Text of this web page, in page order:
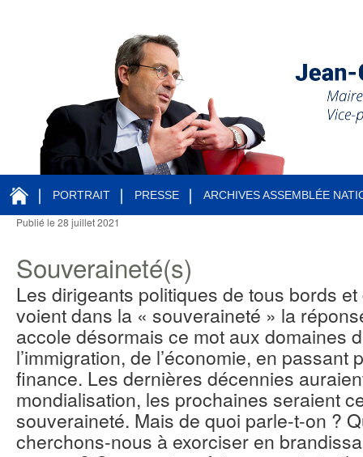
PORTRAIT PRESSE ARCHIVES ASSEMBLÉE
Navigation des articles
Souveraineté(s)
Publié le 28 juillet 2021
Les dirigeants politiques de tous bords
voient dans la « souveraineté » la
accole désormais ce mot aux domaines
l’immigration, de l’économie, en passant
finance. Les dernières décennies
mondialisation, les prochaines seraient
souveraineté. Mais de quoi parle-t-on ?
cherchons-nous à exorciser en